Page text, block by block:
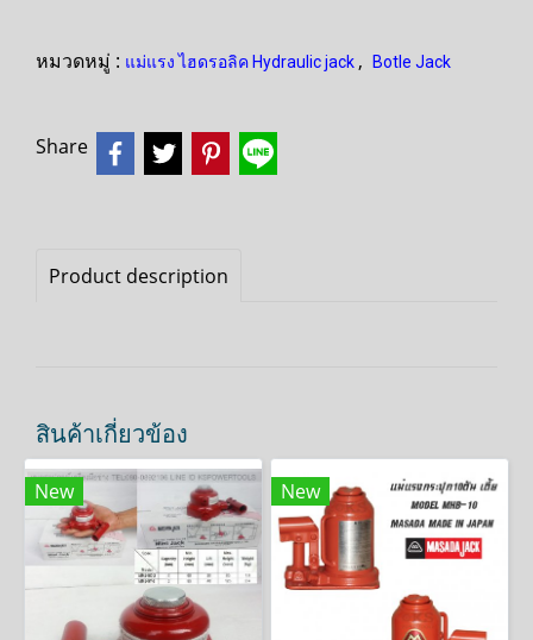
หมวดหมู่ : แม่แรง ไฮดรอลิค Hydraulic jack , Botle Jack
Share
Product description
สินค้าเกี่ยวข้อง
New New